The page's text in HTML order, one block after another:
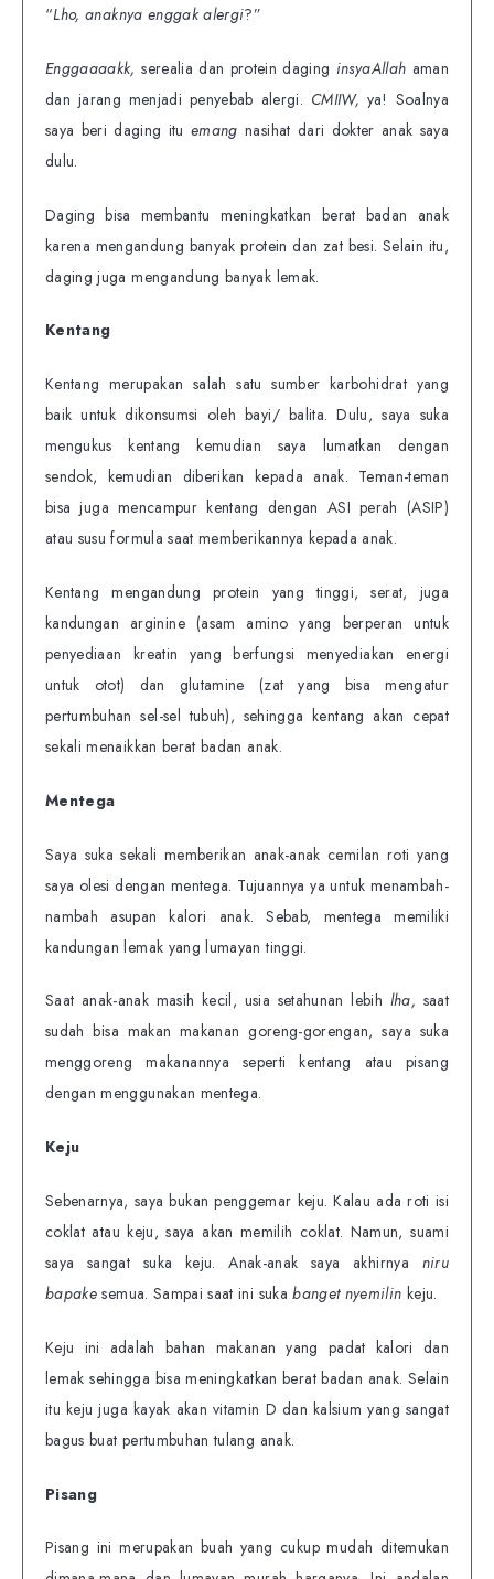
“Lho, anaknya enggak alergi?”
Enggaaaakk, serealia dan protein daging insyaAllah aman
dan jarang menjadi penyebab alergi. CMIIW, ya! Soalnya
saya beri daging ituemangnasihat dari dokter anak saya
dulu.
Daging bisa membantu meningkatkan berat badan anak
karena mengandung banyak protein dan zat besi. Selain itu,
daging juga mengandung banyak lemak.
Kentang
Kentang merupakan salah satu sumber karbohidrat yang
baik untuk dikonsumsi oleh bayi/ balita. Dulu, saya suka
mengukus kentang kemudian saya lumatkan dengan
sendok, kemudian diberikan kepada anak. Teman-teman
bisa juga mencampur kentang dengan ASI perah (ASIP)
atau susu formula saat memberikannya kepada anak.
Kentang mengandung protein yang tinggi, serat, juga
kandungan arginine (asam amino yang berperan untuk
penyediaan kreatin yang berfungsi menyediakan energi
untuk otot) dan glutamine (zat yang bisa mengatur
pertumbuhan sel-sel tubuh), sehingga kentang akan cepat
sekali menaikkan berat badan anak.
Mentega
Saya suka sekali memberikan anak-anak cemilan roti yang
saya olesi dengan mentega. Tujuannya ya untuk menambah-
nambah asupan kalori anak. Sebab, mentega memiliki
kandungan lemak yang lumayan tinggi.
Saat anak-anak masih kecil, usia setahunan lebih lha, saat
sudah bisa makan makanan goreng-gorengan, saya suka
menggoreng makanannya seperti kentang atau pisang
dengan menggunakan mentega.
Keju
Sebenarnya, saya bukan penggemar keju. Kalau ada roti isi
coklat atau keju, saya akan memilih coklat. Namun, suami
saya sangat suka keju. Anak-anak saya akhirnya niru
bapakesemua. Sampai saat ini sukabanget nyemilin keju.
Keju ini adalah bahan makanan yang padat kalori dan
lemak sehingga bisa meningkatkan berat badan anak. Selain
itu keju juga kayak akan vitamin D dan kalsium yang sangat
bagus buat pertumbuhan tulang anak.
Pisang
Pisang ini merupakan buah yang cukup mudah ditemukan